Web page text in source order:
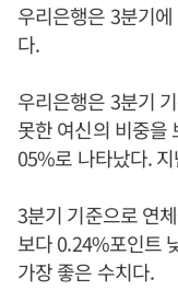
우리은행은 3분기
다.
우리은행은 3분기
못한 여신의 비중을
05%로 나타났다.
3분기 기준으로 연
보다 0.24%포인트
가장 좋은 수치다.